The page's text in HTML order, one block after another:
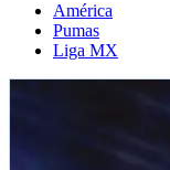
América
Pumas
Liga MX